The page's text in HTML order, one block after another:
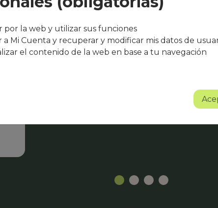
"Después de varios meses con el
bueno. El equipo de Que Cocine
trato excelente, siempre atentos a
agradece su entusiasmo, dedicación y
Sin lugar a dudas se trata de un
Albert Torné - HR Manager Guarro
por la web y utilizar sus funciones
a Mi Cuenta y recuperar y modificar mis datos de
el contenido de la web en base a tu navegación